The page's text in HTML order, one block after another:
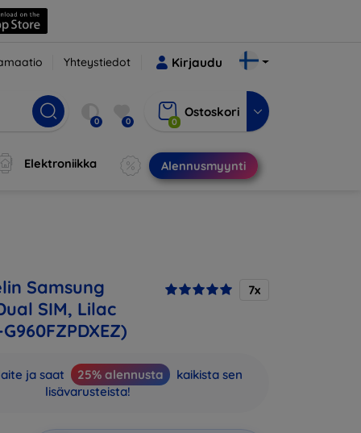
Yhteystiedot Kirjaudu
0 0 0
Ostoskori
Elektroniikka Alennusmyynti
Samsung
SIM, Lilac
7x
ja saat 25% alennusta
kaikista sen
lisävarusteista!